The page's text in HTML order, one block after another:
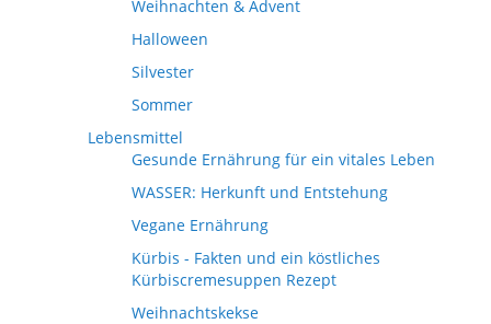
Weihnachten & Advent
Halloween
Silvester
Sommer
Lebensmittel
Gesunde Ernährung für ein vitales Leben
WASSER: Herkunft und Entstehung
Vegane Ernährung
Kürbis - Fakten und ein köstliches
Kürbiscremesuppen Rezept
Weihnachtskekse